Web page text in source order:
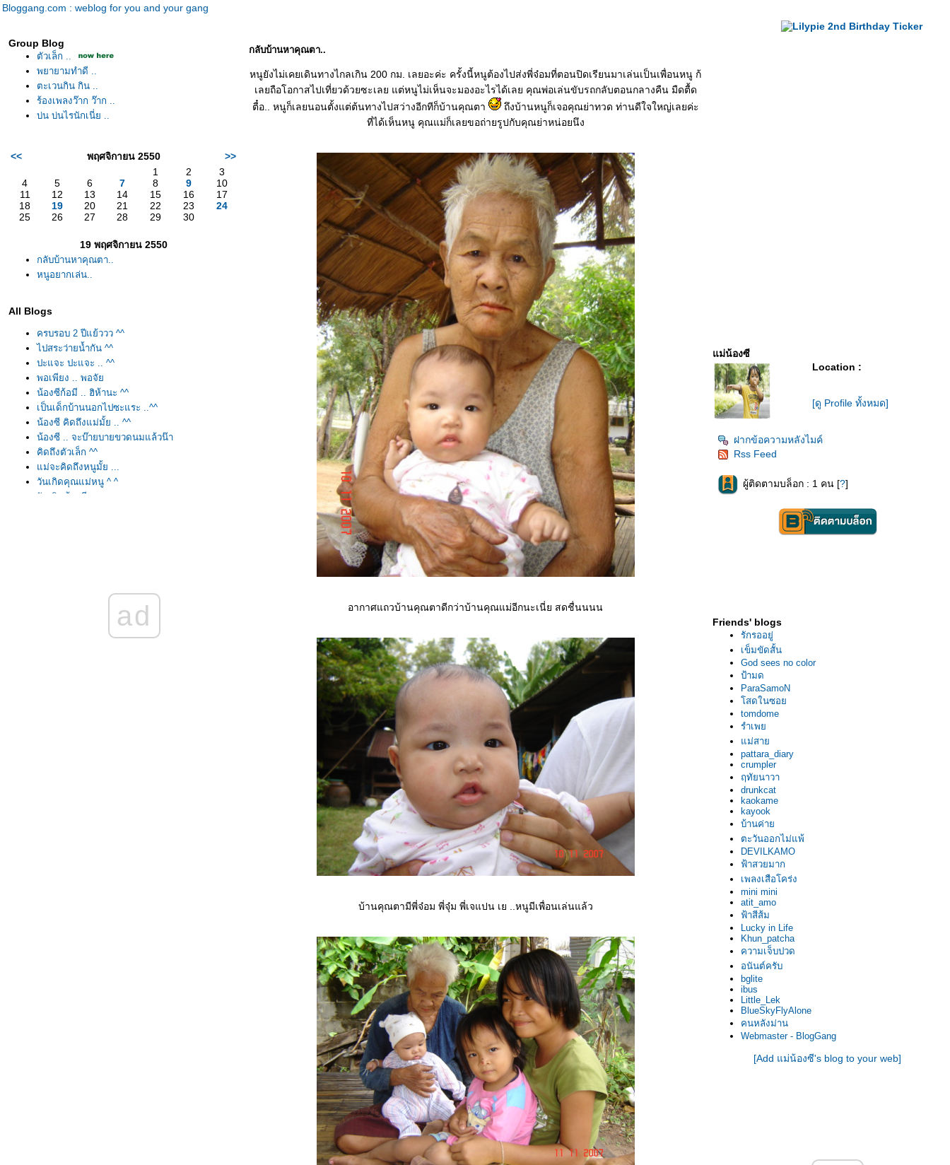
Bloggang.com : weblog for you and your gang
Group Blog
ตัวเล็ก ..
พยายามทำดี ..
ตะเวนกิน กิน ..
ร้องเพลงว๊าก ว๊าก ..
บ่น บ่นไรนักเนี่ย ..
<< พฤศจิกายน 2550
>>
1
2
3
4
5 6 7 8 9
10
11
12 13 14 15 16
17
18
19 20 21 22 23
24
25
26 27 28 29 30
19 พฤศจิกายน 2550
กลับบ้านหาคุณตา..
หนูอยากเล่น..
All Blogs
ครบรอบ 2 ปีแย้ววว ^^
ไปสระว่ายน้ำกัน ^^
ปะแจะ ปะแจะ .. ^^
พอเพียง .. พอจัย
น้องซีก้อมี .. ฮิห้านะ ^^
เป็นเด็กบ้านนอกไปซะแระ ..^^
น้องซี คิดถึงแม่มั้ย .. ^^
น้องซี .. จะบ๊ายบายขวดนมแล้วน๊า
คิดถึงตัวเล็ก ^^
แม่จะคิดถึงหนูมั้ย ...
วันเกิดคุณแม่หนู ^ ^
วันเกิดน้องซี
ad
กลับบ้านหาคุณตา..
หนูยังไม่เคยเดินทางไกลเกิน 200 กม. เลยอะค่ะ ครั้งนี้หนูต้องไปส่งพี่จ๋อมที่ตอนปิดเรียนมาเล่นเป็นเพื่อนหนู ก้
เลยถือโอกาสไปเที่ยวด้วยซะเลย แต่หนูไม่เห็นจะมองอะไรได้เลย คุณพ่อเล่นขับรถกลับตอนกลางคืน มืดตื้ด
ตื๋อ.. หนูก็เลยนอนตั้งแต่ต้นทางไปสว่างอีกทีก็บ้านคุณตา
ถึงบ้านหนูก็เจอคุณย่าทวด ท่านดีใจใหญ่เลยค่ะ
ที่ได้เห็นหนู คุณแม่ก็เลยขอถ่ายรูปกับคุณย่าหน่อยนึง
อากาศแถวบ้านคุณตาดีกว่าบ้านคุณแม่อีกนะเนี่ย สดชื่นนนน
บ้านคุณตามีพี่จ๋อม พี่จุ๋ม พี่เจแปน เย ..หนูมีเพื่อนเล่นแล้ว
แม่น้องซี
Location :
[ดู Profile ทั้งหมด]
ฝากข้อความหลังไมค์
Rss Feed
ผู้ติดตามบล็อก : 1 คน [?]
Friends' blogs
รักรออยู่
เข็มขัดสั้น
God sees no color
ป้ามด
ParaSamoN
โสดในซอย
tomdome
รำเพย
แม่สาย
pattara_diary
crumpler
ฤทัยนาวา
drunkcat
kaokame
kayook
บ้านค่าย
ตะวันออกไม่แพ้
DEVILKAMO
ฟ้าสวยมาก
เพลงเสือโคร่ง
mini mini
atit_amo
ฟ้าสีส้ม
Lucky in Life
Khun_patcha
ความเจ็บปวด
อนันต์ครับ
bglite
ibus
Little_Lek
BlueSkyFlyAlone
คนหลังม่าน
Webmaster - BlogGang
[Add แม่น้องซี's blog to your web]